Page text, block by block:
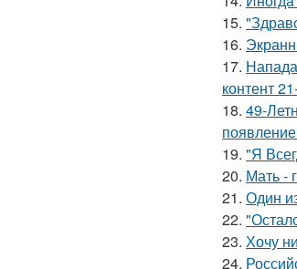
15.
16.
17.
контент
18. 49-
19. "Я
20. Мать -
21. Один
22.
23. Хочу
24.